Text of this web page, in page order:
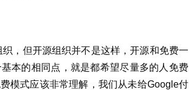
，但开源组织并不是这样，开源和免费一
本的相同点，就是都希望尽量多的人免费
模式应该非常理解，我们从未给Google付